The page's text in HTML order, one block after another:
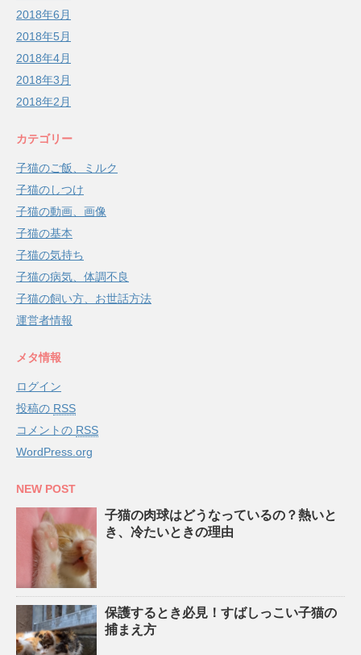
2018年6月
2018年5月
2018年4月
2018年3月
2018年2月
カテゴリー
子猫のご飯、ミルク
子猫のしつけ
子猫の動画、画像
子猫の基本
子猫の気持ち
子猫の病気、体調不良
子猫の飼い方、お世話方法
運営者情報
メタ情報
ログイン
投稿の RSS
コメントの RSS
WordPress.org
NEW POST
子猫の肉球はどうなっているの？熱いと
き、冷たいときの理由
保護するとき必見！すばしっこい子猫の
捕まえ方